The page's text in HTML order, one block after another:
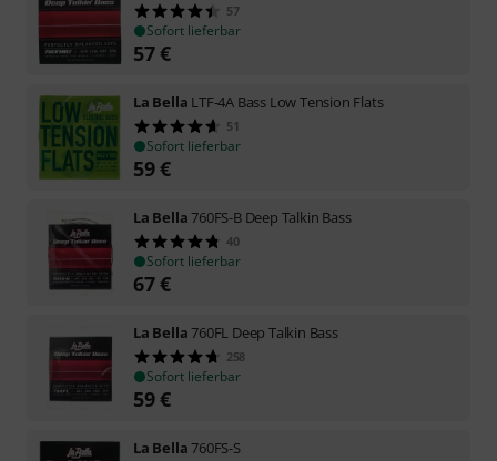
57
Sofort lieferbar
57€
La Bella LTF-4A Bass Low Tension Flats
51
Sofort lieferbar
59€
La Bella760FS-B Deep Talkin Bass
40
Sofort lieferbar
67€
La Bella760FL Deep Talkin Bass
258
Sofort lieferbar
59€
La Bella760FS-S